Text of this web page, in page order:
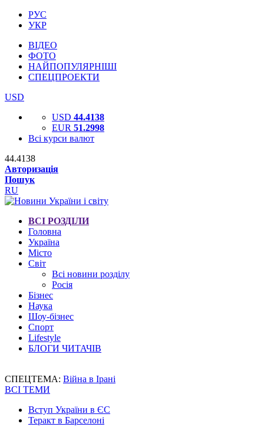
РУС
УКР
ВІДЕО
ФОТО
НАЙПОПУЛЯРНІШІ
СПЕЦПРОЕКТИ
USD
USD 44.4138
EUR 51.2998
Всі курси валют
44.4138
Авторизація
Пошук
RU
ВСІ РОЗДІЛИ
Головна
Україна
Місто
Світ
Всі новини розділу
Росія
Бізнес
Наука
Шоу-бізнес
Спорт
Lifestyle
БЛОГИ ЧИТАЧІВ
СПЕЦТЕМА: Війна в Ірані
ВСІ ТЕМИ
Вступ України в ЄС
Теракт в Барселоні